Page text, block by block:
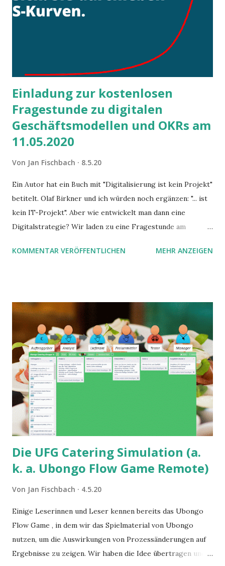
Einladung zur kostenlosen
Fragestunde zu digitalen
Geschäftsmodellen und OKRs am
11.05.2020
Von Jan Fischbach 8.5.20
Ein Autor hat ein Buch mit "Digitalisierung ist kein Projekt"
betitelt. Olaf Birkner und ich würden noch ergänzen: "... ist
kein IT-Projekt". Aber wie entwickelt man dann eine
Digitalstrategie? Wir laden zu eine Fragestunde am
KOMMENTAR VERÖFFENTLICHEN MEHR ANZEIGEN
Die UFG Catering Simulation (a.
k. a. Ubongo Flow Game Remote)
Von Jan Fischbach 4.5.20
Einige Leserinnen und Leser kennen bereits das Ubongo
Flow Game , in dem wir das Spielmaterial von Ubongo
nutzen, um die Auswirkungen von Prozessänderungen auf
Ergebnisse zu zeigen. Wir haben die Idee übertragen und